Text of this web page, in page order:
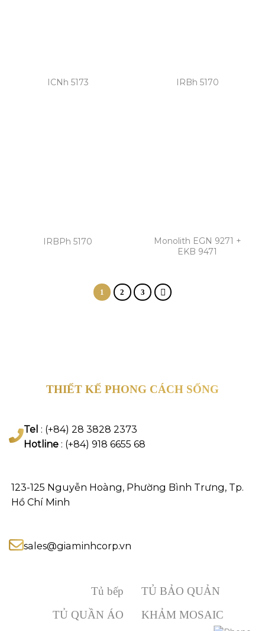
ICNh 5173 IRBh 5170
IRBPh 5170
Monolith EGN 9271 +
EKB 9471
1 2 3
THIẾT KẾ PHONG CÁCH SỐNG
Tel : (+84) 28 3828 2373
Hotline : (+84) 918 6655 68
123-125 Nguyễn Hoàng, Phường Bình Trưng, Tp.
Hồ Chí Minh
sales@giaminhcorp.vn
Tủ bếp
TỦ QUẦN ÁO
TỦ BẢO QUẢN
KHẢM MOSAIC